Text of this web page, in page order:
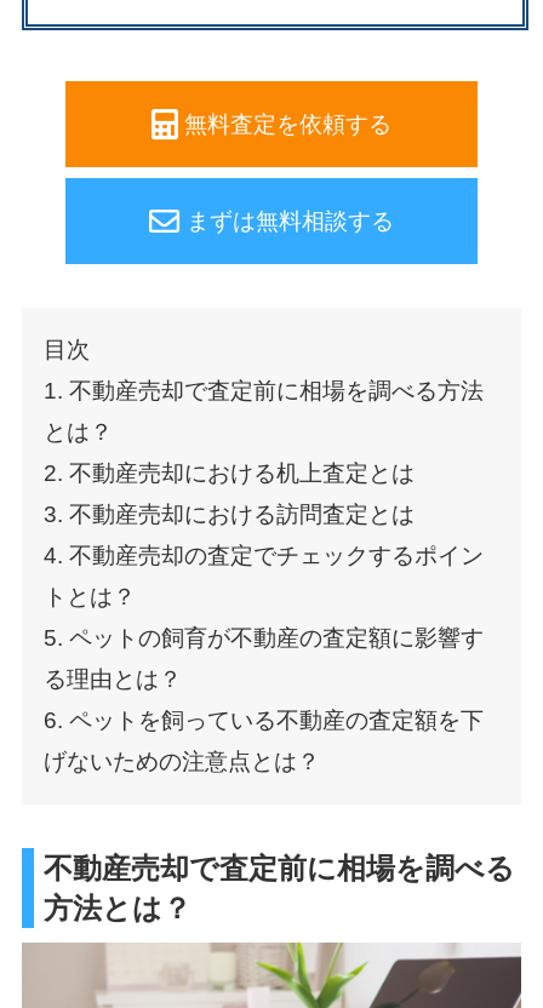
無料査定を依頼する
まずは無料相談する
目次
1. 不動産売却で査定前に相場を調べる方法
とは？
2. 不動産売却における机上査定とは
3. 不動産売却における訪問査定とは
4. 不動産売却の査定でチェックするポイン
トとは？
5. ペットの飼育が不動産の査定額に影響す
る理由とは？
6. ペットを飼っている不動産の査定額を下
げないための注意点とは？
不動産売却で査定前に相場を調べる
方法とは？